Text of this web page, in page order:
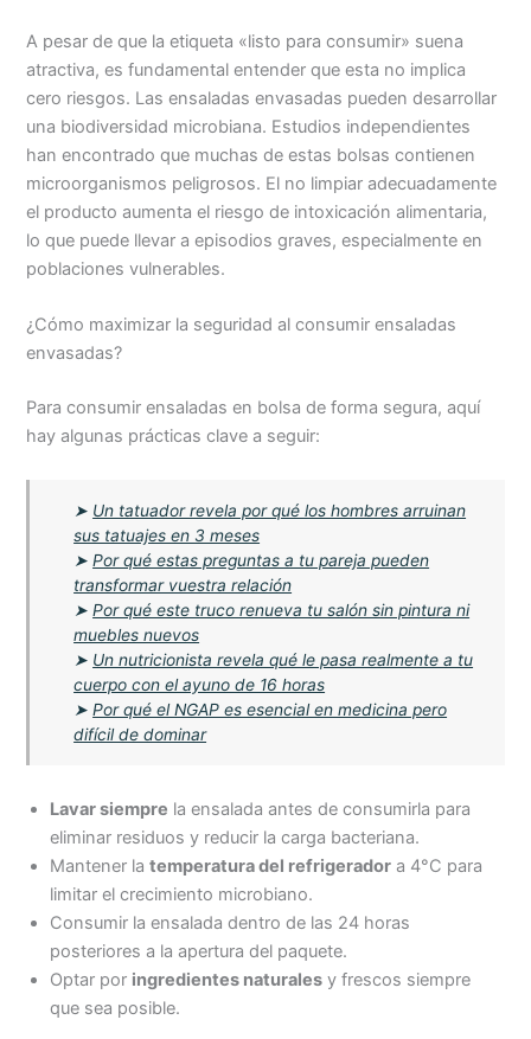
A pesar de que la etiqueta «listo para consumir» suena
atractiva, es fundamental entender que esta no implica
cero riesgos. Las ensaladas envasadas pueden desarrollar
una biodiversidad microbiana. Estudios independientes
han encontrado que muchas de estas bolsas contienen
microorganismos peligrosos. El no limpiar adecuadamente
el producto aumenta el riesgo de intoxicación alimentaria,
lo que puede llevar a episodios graves, especialmente en
poblaciones vulnerables.
¿Cómo maximizar la seguridad al consumir ensaladas
envasadas?
Para consumir ensaladas en bolsa de forma segura, aquí
hay algunas prácticas clave a seguir:
➤ Un tatuador revela por qué los hombres arruinan
sus tatuajes en 3 meses
➤Por qué estas preguntas a tu pareja pueden
transformar vuestra relación
➤Por qué este truco renueva tu salón sin pintura ni
muebles nuevos
➤ Un nutricionista revela qué le pasa realmente a tu
cuerpo con el ayuno de 16 horas
➤Por qué el NGAP es esencial en medicina pero
difícil de dominar
Lavar siempre la ensalada antes de consumirla para
eliminar residuos y reducir la carga bacteriana.
Mantener latemperatura del refrigerador a 4°C para
limitar el crecimiento microbiano.
Consumir la ensalada dentro de las 24 horas
posteriores a la apertura del paquete.
Optar por ingredientes naturales y frescos siempre
que sea posible.